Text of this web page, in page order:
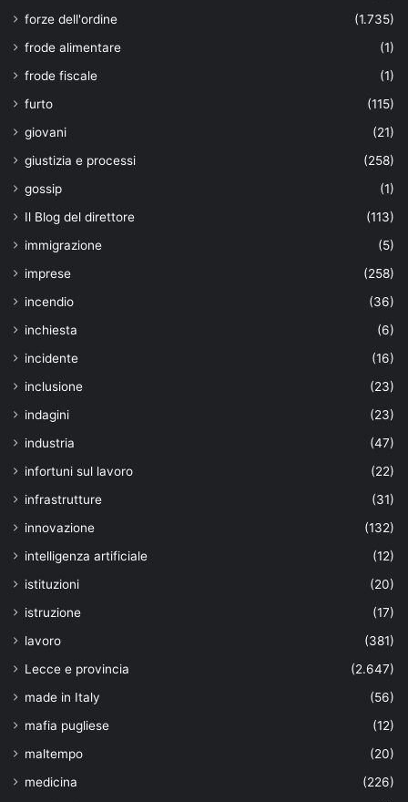
forze dell'ordine
(1.735)
frode alimentare
(1)
frode fiscale
(1)
furto
(115)
giovani
(21)
giustizia e processi
(258)
gossip
(1)
Il Blog del direttore
(113)
immigrazione
(5)
imprese
(258)
incendio
(36)
inchiesta
(6)
incidente
(16)
inclusione
(23)
indagini
(23)
industria
(47)
infortuni sul lavoro
(22)
infrastrutture
(31)
innovazione
(132)
intelligenza artificiale
(12)
istituzioni
(20)
istruzione
(17)
lavoro
(381)
Lecce e provincia
(2.647)
made in Italy
(56)
mafia pugliese
(12)
maltempo
(20)
medicina
(226)